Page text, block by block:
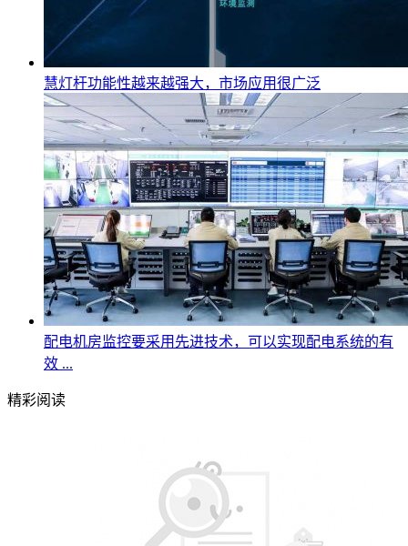
慧灯杆功能性越来越强大，市场应用很广泛
配电机房监控要采用先进技术，可以实现配电系统的有
效 ...
精彩阅读